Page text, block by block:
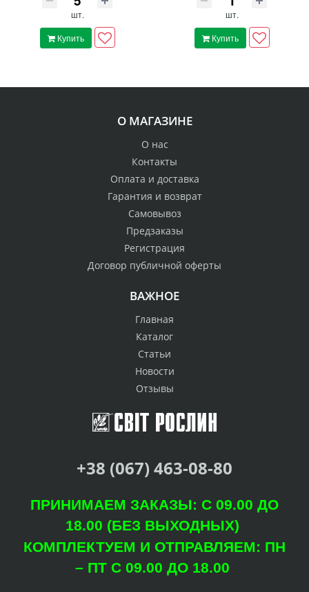
шт.
Купить
шт.
Купить
О МАГАЗИНЕ
О нас
Контакты
Оплата и доставка
Гарантия и возврат
Самовывоз
Предзаказы
Регистрация
Договор публичной оферты
ВАЖНОЕ
Главная
Каталог
Статьи
Новости
Отзывы
+38 (067) 463-08-80
ПРИНИМАЕМ ЗАКАЗЫ: С 09.00 ДО
18.00 (БЕЗ ВЫХОДНЫХ)
КОМПЛЕКТУЕМ И ОТПРАВЛЯЕМ: ПН
– ПТ С 09.00 ДО 18.00